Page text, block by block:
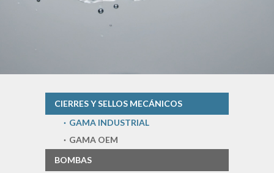
CIERRES Y SELLOS MECÁNICOS
GAMA INDUSTRIAL
GAMA OEM
BOMBAS